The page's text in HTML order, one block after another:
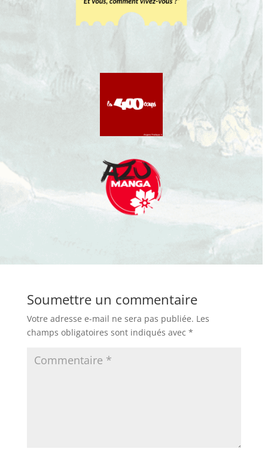
Soumettre un commentaire
Votre adresse e-mail ne sera pas publiée. Les
champs obligatoires sont indiqués avec *